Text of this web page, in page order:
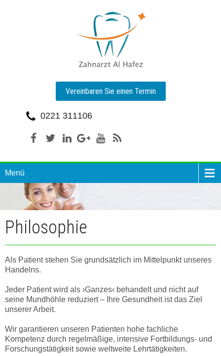
Vereinbaren Sie einen Termin
0221 311106
Menü
Philosophie
Als Patient stehen Sie grundsätzlich im Mittelpunkt unseres
Handelns.
Jeder Patient wird als ›Ganzes‹ behandelt und nicht auf
seine Mundhöhle reduziert – Ihre Gesundheit ist das Ziel
unserer Arbeit.
Wir garantieren unseren Patienten hohe fachliche
Kompetenz durch regelmäßige, intensive Fortbildungs- und
Forschungstätigkeit sowie weltweite Lehrtätigkeiten.